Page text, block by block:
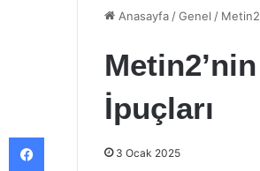
Anasayfa /Genel /
İpuçları
3 Ocak 2025
Facebook